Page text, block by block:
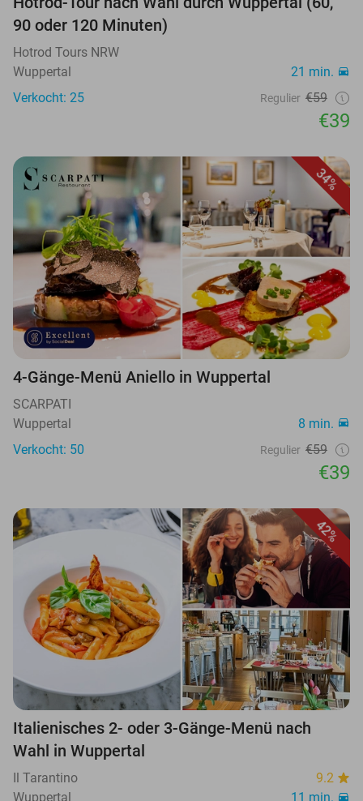
90 oder 120 Minuten)
Hotrod Tours NRW
Wuppertal
21 min.
Verkocht: 25
Regulier €59
€39
34%
4-Gänge-Menü Aniello in Wuppertal
SCARPATI
Wuppertal
8 min.
Verkocht: 50
Regulier €59
€39
42%
Italienisches 2- oder 3-Gänge-Menü nach
Wahl in Wuppertal
Il Tarantino
9.2
Wuppertal
11 min.